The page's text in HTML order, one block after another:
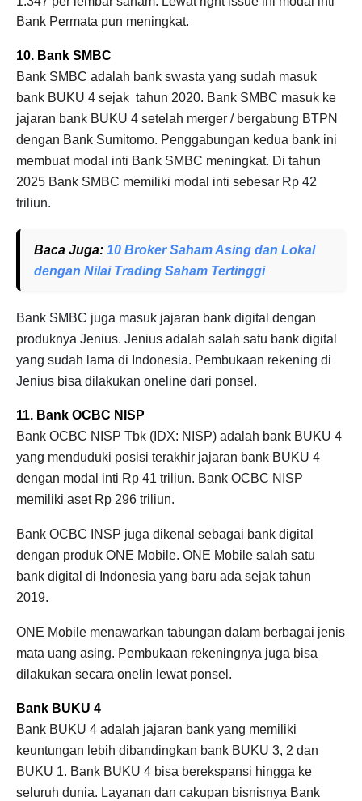
Bank Permata pun meningkat.
10. Bank SMBC
Bank SMBC adalah bank swasta yang sudah masuk
bank BUKU 4 sejak tahun 2020. Bank SMBC masuk ke
jajaran bank BUKU 4 setelah merger / bergabung BTPN
dengan Bank Sumitomo. Penggabungan kedua bank ini
membuat modal inti Bank SMBC meningkat. Di tahun
2025 Bank SMBC memiliki modal inti sebesar Rp 42
triliun.
Baca Juga: 10 Broker Saham Asing dan Lokal
dengan Nilai Trading Saham Tertinggi
Bank SMBC juga masuk jajaran bank digital dengan
produknya Jenius. Jenius adalah salah satu bank digital
yang sudah lama di Indonesia. Pembukaan rekening di
Jenius bisa dilakukan oneline dari ponsel.
11. Bank OCBC NISP
Bank OCBC NISP Tbk (IDX: NISP) adalah bank BUKU 4
yang menduduki posisi terakhir jajaran bank BUKU 4
dengan modal inti Rp 41 triliun. Bank OCBC NISP
memiliki aset Rp 296 triliun.
Bank OCBC INSP juga dikenal sebagai bank digital
dengan produk ONE Mobile. ONE Mobile salah satu
bank digital di Indonesia yang baru ada sejak tahun
2019.
ONE Mobile menawarkan tabungan dalam berbagai jenis
mata uang asing. Pembukaan rekeningnya juga bisa
dilakukan secara onelin lewat ponsel.
Bank BUKU 4
Bank BUKU 4 adalah jajaran bank yang memiliki
keuntungan lebih dibandingkan bank BUKU 3, 2 dan
BUKU 1. Bank BUKU 4 bisa berekspansi hingga ke
seluruh dunia. Layanan dan cakupan bisnisnya Bank